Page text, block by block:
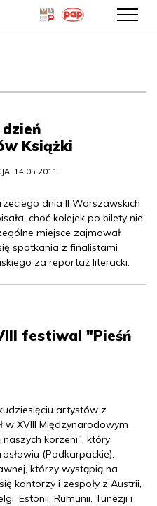
Książki
14.05.2011
dnia II Warszawskich
choć kolejek po bilety nie
miejsce zajmował
spotkania z finalistami
za reportaż literacki.
festiwal "Pieśń
artystów z
w XVIII Międzynarodowym
korzeni", który
(Podkarpackie).
którzy wystąpią na
kantorzy i zespoły z Austrii,
Estonii, Rumunii, Tunezji i